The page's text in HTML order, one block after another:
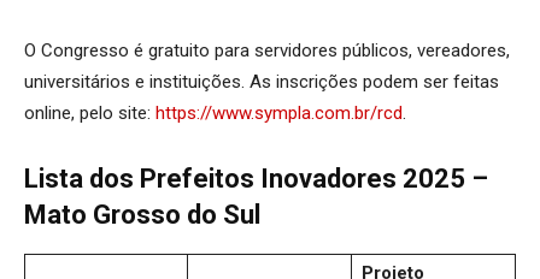
O Congresso é gratuito para servidores públicos, vereadores,
universitários e instituições. As inscrições podem ser feitas
online, pelo site: https://www.sympla.com.br/rcd.
Lista dos Prefeitos Inovadores 2025 –
Mato Grosso do Sul
Projeto